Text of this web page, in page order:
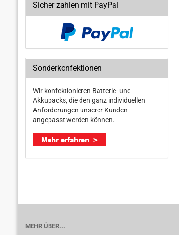
Sicher zahlen mit PayPal
Sonderkonfektionen
Wir konfektionieren Batterie- und
Akkupacks, die den ganz individuellen
Anforderungen unserer Kunden
angepasst werden können.
MEHR ÜBER...